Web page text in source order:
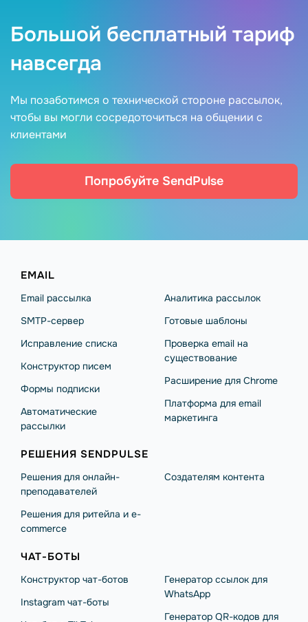
Большой бесплатный тариф
навсегда
Мы позаботимся о технической стороне рассылок,
чтобы вы могли сосредоточиться на общении с
клиентами
Попробуйте SendPulse
EMAIL
Email рассылка
SMTP-сервер
Исправление списка
Конструктор писем
Формы подписки
Автоматические
рассылки
Аналитика рассылок
Готовые шаблоны
Проверка email на
существование
Расширение для Chrome
Платформа для email
маркетинга
РЕШЕНИЯ SENDPULSE
Решения для онлайн-
преподавателей
Решения для ритейла и e-
commerce
Создателям контента
ЧАТ-БОТЫ
Конструктор чат-ботов
Instagram чат-боты
Генератор ссылок для
WhatsApp
Генератор QR-кодов для